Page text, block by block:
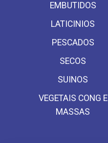
EMBUTIDOS
LATICINIOS
PESCADOS
SECOS
SUINOS
VEGETAIS CONG E
MASSAS